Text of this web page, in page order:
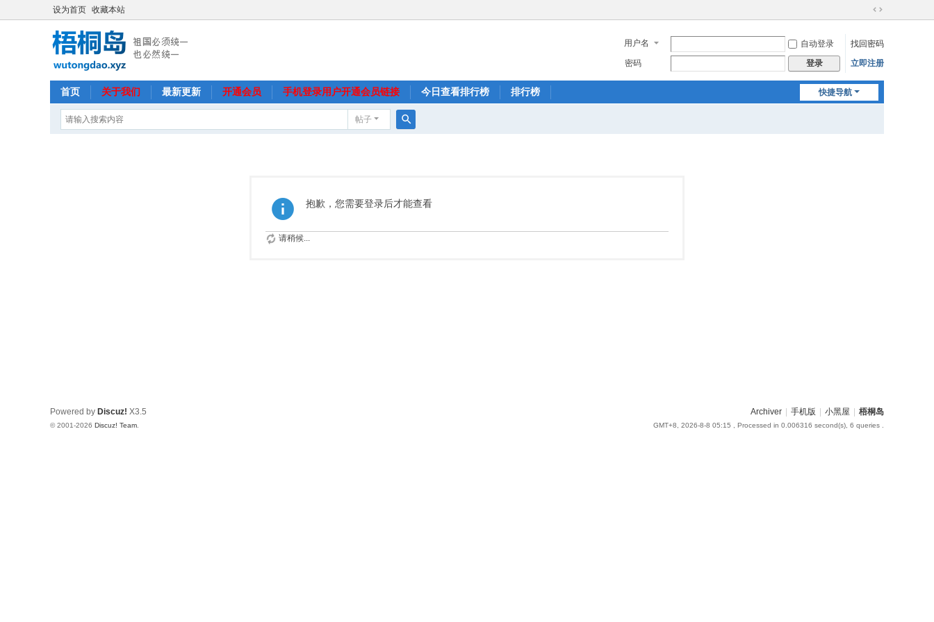
设为首页 收藏本站
切
到
宽
用户名 自动登录
找回密码
密码
登录 立即注册
快捷导航
首页 关于我们 最新更新 开通会员 手机登录用户开通会员链接 今日查看排行榜 排行榜
帖子
抱歉，您需要登录后才能查看
请稍候...
Archiver 手机版 小黑屋 梧桐岛
GMT+8, 2026-8-8 05:15 , Processed in 0.006316 second(s), 6 queries .
Powered by Discuz! X3.5
© 2001-2026 Discuz! Team